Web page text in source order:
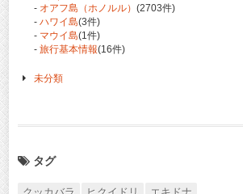
- オアフ島（ホノルル） (2703件)
- ハワイ島(3件)
- マウイ島(1件)
- 旅行基本情報(16件)
未分類
タグ